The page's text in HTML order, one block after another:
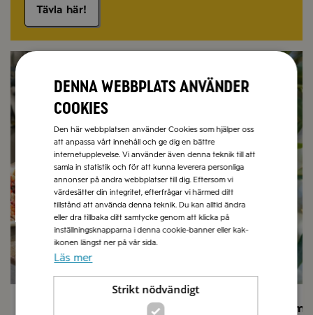
Tävla här!
Recept på sommarmat Olivolja
Låt
Denna webbplats använder
cookies
Den här webbplatsen använder Cookies som hjälper oss
att anpassa vårt innehåll och ge dig en bättre
internetupplevelse. Vi använder även denna teknik till att
samla in statistik och för att kunna leverera personliga
annonser på andra webbplatser till dig. Eftersom vi
värdesätter din integritet, efterfrågar vi härmed ditt
tillstånd att använda denna teknik. Du kan alltid ändra
eller dra tillbaka ditt samtycke genom att klicka på
inställningsknapparna i denna cookie-banner eller kak-
ikonen längst ner på vår sida.
Läs mer
Strikt nödvändigt